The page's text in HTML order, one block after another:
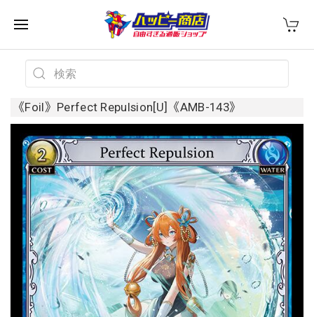
《Foil》Perfect Repulsion[U]《AMB-143》